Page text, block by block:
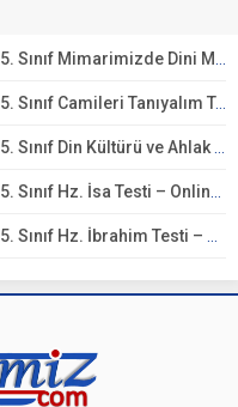
5. Sınıf Mimarimizde Dini Motifler Ünite Testi – Online Çöz
5. Sınıf Camileri Tanıyalım Testi – Online Çöz
5. Sınıf Din Kültürü ve Ahlak Bilgisi 4. Ünite: Peygamber Kıssaları Çalışmaları
5. Sınıf Hz. İsa Testi – Online Çöz
5. Sınıf Hz. İbrahim Testi – Online Çöz